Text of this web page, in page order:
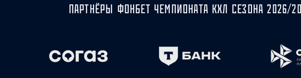
ПАРТНЁРЫ ФОНБЕТ ЧЕМПИОНАТА КХЛ СЕЗОНА 2026/